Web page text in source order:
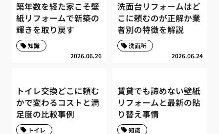
築年数を経た家こそ壁
紙リフォームで新築の
輝きを取り戻す
2026.06.26
知識
洗面台リフォームはど
こに頼むのが正解か業
者別の特徴を解説
2026.06.24
洗面所
トイレ交換どこに頼む
かで変わるコストと満
足度の比較事例
トイレ
賃貸でも諦めない壁紙
リフォームと最新の貼
り替え事情
知識